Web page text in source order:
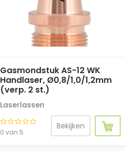
Gasmondstuk AS-12 WK
Handlaser, Ø0,8/1,0/1,2mm
(verp. 2 st.)
Laserlassen
0 van 5
Bekijken